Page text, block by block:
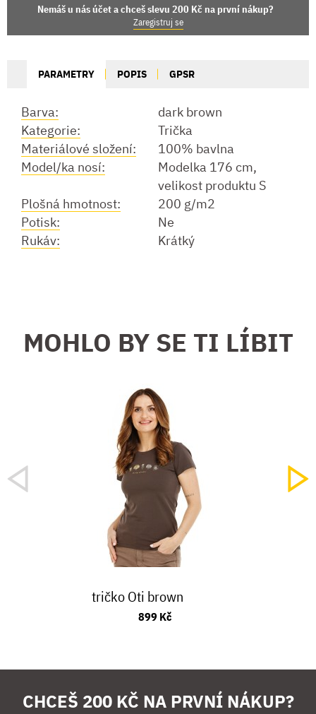
Nemáš u nás účet a chceš slevu 200 Kč na první nákup?
Zaregistruj se
PARAMETRY POPIS GPSR
Barva:
dark brown
Kategorie:
Trička
Materiálové složení:
100% bavlna
Model/ka nosí:
Modelka 176 cm,
velikost produktu S
Plošná hmotnost:
200 g/m2
Potisk:
Ne
Rukáv:
Krátký
MOHLO BY SE TI LÍBIT
tričko Oti brown
899 Kč
CHCEŠ 200 KČ NA PRVNÍ NÁKUP?